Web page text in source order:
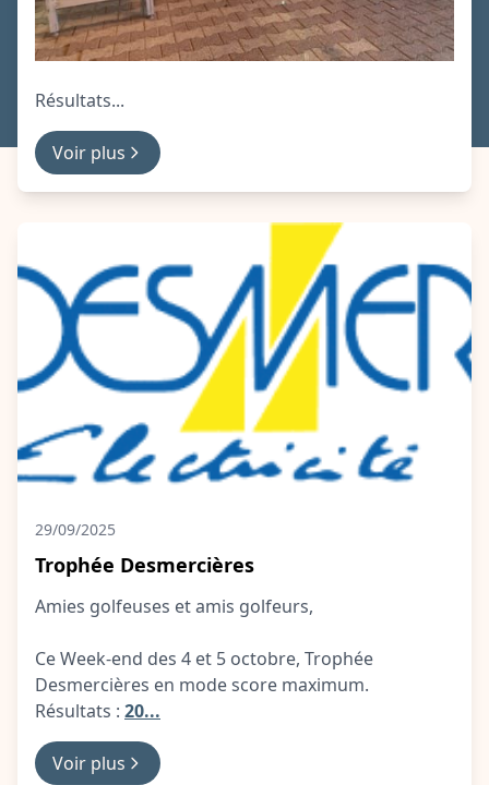
Résultats...
Voir plus
29/09/2025
Trophée Desmercières
Amies golfeuses et amis golfeurs,
Ce Week-end des 4 et 5 octobre, Trophée
Desmercières en mode score maximum.
Résultats : 20...
Voir plus